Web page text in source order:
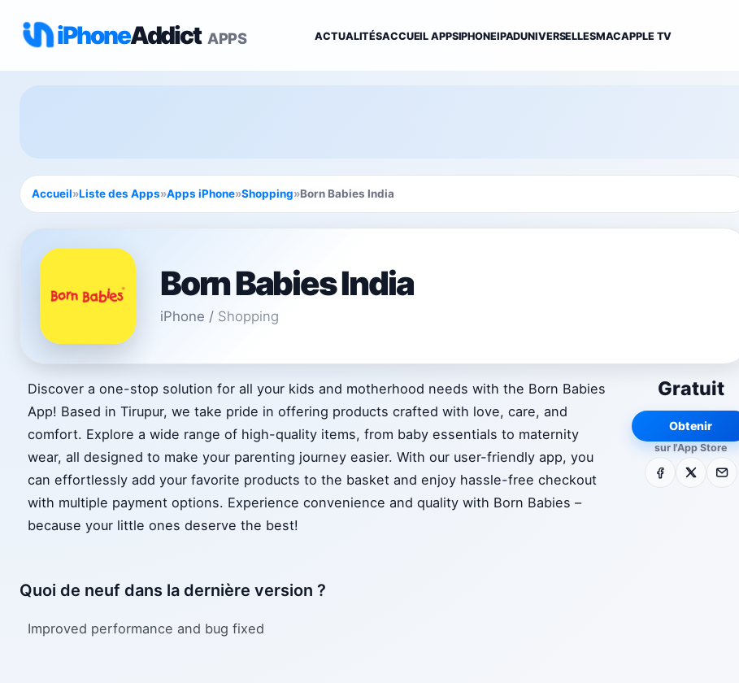
iPhoneAddict APPS ACTUALITÉSACCUEIL APPSIPHONEIPADUNIVERSELLESMACAPPLE TV
Accueil»Liste des Apps»Apps iPhone»Shopping»Born Babies India
Born Babies India
iPhone / Shopping
Gratuit
Obtenir
sur l'App Store
Facebook E-mail
Discover a one-stop solution for all your kids and motherhood needs with the Born Babies
App! Based in Tirupur, we take pride in offering products crafted with love, care, and
comfort. Explore a wide range of high-quality items, from baby essentials to maternity
wear, all designed to make your parenting journey easier. With our user-friendly app, you
can effortlessly add your favorite products to the basket and enjoy hassle-free checkout
with multiple payment options. Experience convenience and quality with Born Babies –
because your little ones deserve the best!
Quoi de neuf dans la dernière version ?
Improved performance and bug fixed